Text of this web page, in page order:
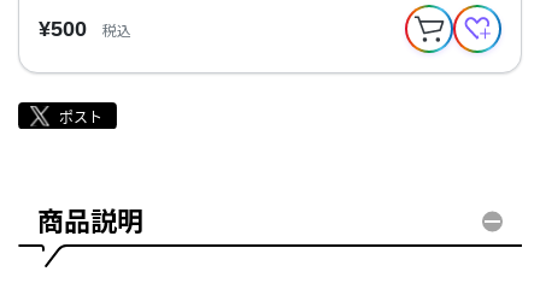
¥500 税込
商品説明